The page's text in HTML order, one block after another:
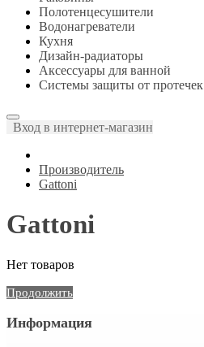
Полотенцесушители
Водонагреватели
Кухня
Дизайн-радиаторы
Аксессуары для ванной
Системы защиты от протечек
Вход в интернет-магазин
Производитель
Gattoni
Gattoni
Нет товаров
Продолжить
Информация